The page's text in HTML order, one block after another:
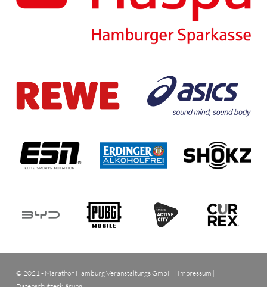
© 2021 - Marathon Hamburg Veranstaltungs GmbH | Impressum |